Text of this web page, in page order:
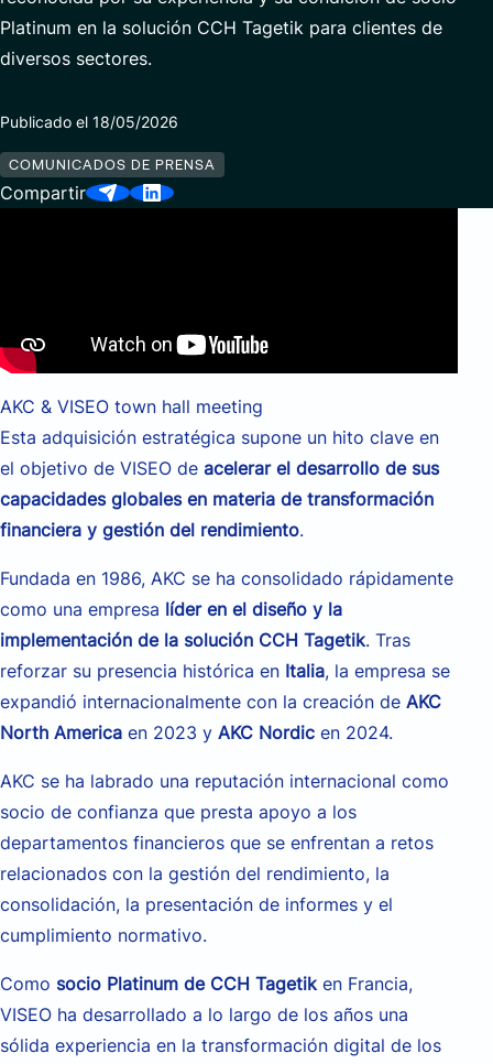
Data Analytics & AI
Servicios Gestionados
Socios
Platinum en la solución CCH Tagetik para clientes de
diversos sectores.
Publicado el 18/05/2026
COMUNICADOS DE PRENSA
Compartir
AKC & VISEO town hall meeting
Esta adquisición estratégica supone un hito clave en
el objetivo de VISEO de acelerar el desarrollo de sus
capacidades globales en materia de transformación
financiera y gestión del rendimiento.
Fundada en 1986, AKC se ha consolidado rápidamente
como una empresa líder en el diseño y la
implementación de la solución CCH Tagetik. Tras
reforzar su presencia histórica en Italia, la empresa se
expandió internacionalmente con la creación de AKC
North America en 2023 y AKC Nordic en 2024.
AKC se ha labrado una reputación internacional como
socio de confianza que presta apoyo a los
departamentos financieros que se enfrentan a retos
relacionados con la gestión del rendimiento, la
consolidación, la presentación de informes y el
cumplimiento normativo.
Como socio Platinum de CCH Tagetiken Francia,
VISEO ha desarrollado a lo largo de los años una
sólida experiencia en la transformación digital de los